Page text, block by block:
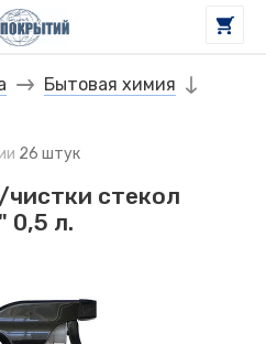
Бытовая химия
26 штук
стекол
0,5 л.